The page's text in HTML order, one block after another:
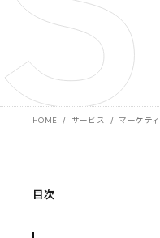
HOME / サービス / マーケテ
目次